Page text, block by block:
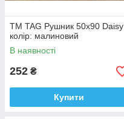
ТМ TAG Рушник 50х90 Daisy
колір: малиновий
В наявності
252 ₴
Купити